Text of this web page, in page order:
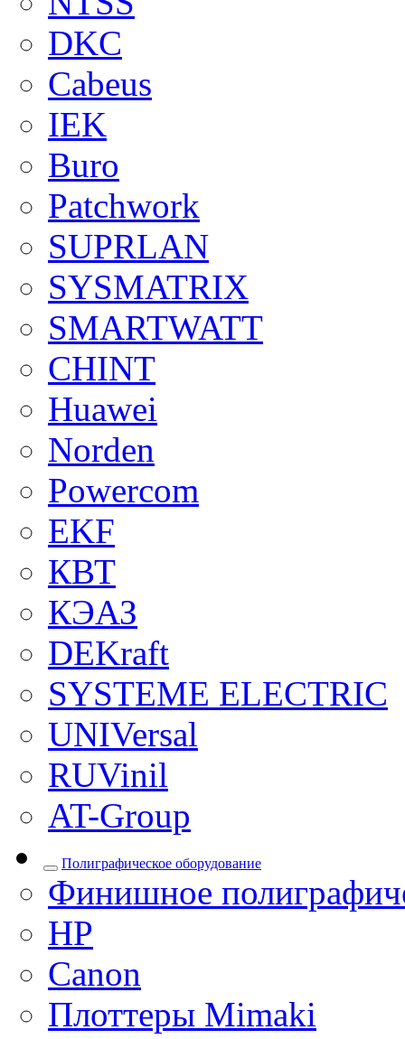
DKC
Cabeus
IEK
Buro
Patchwork
SUPRLAN
SYSMATRIX
SMARTWATT
CHINT
Huawei
Norden
Powercom
EKF
КВТ
КЭАЗ
DEKraft
SYSTEME ELECTRIC
UNIVersal
RUVinil
AT-Group
Полиграфическое оборудование
Финишное
HP
Canon
Плоттеры Mimaki